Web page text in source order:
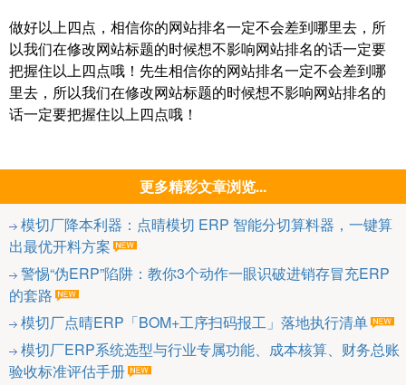
做好以上四点，相信你的网站排名一定不会差到哪里去，所
以我们在修改网站标题的时候想不影响网站排名的话一定要
把握住以上四点哦！先生相信你的网站排名一定不会差到哪
里去，所以我们在修改网站标题的时候想不影响网站排名的
话一定要把握住以上四点哦！
更多精彩文章浏览...
模切厂降本利器：点晴模切 ERP 智能分切算料器，一键算
出最优开料方案
警惕“伪ERP”陷阱：教你3个动作一眼识破进销存冒充ERP
的套路
模切厂点晴ERP「BOM+工序扫码报工」落地执行清单
模切厂ERP系统选型与行业专属功能、成本核算、财务总账
验收标准评估手册